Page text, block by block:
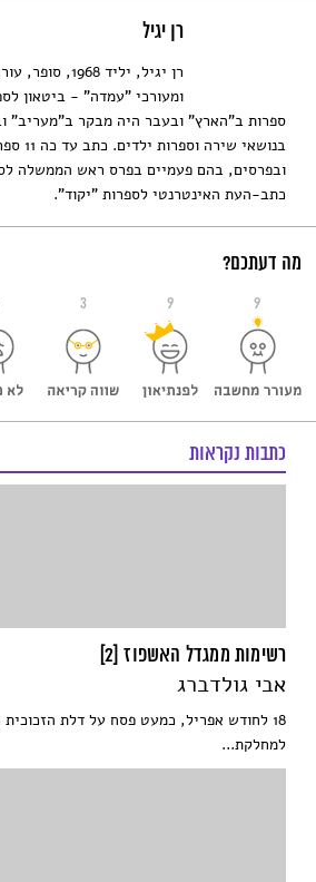
רן יגיל
רן יגיל, יליד
ומעורכי "עמדה" - ביטאון
ספרות ב"הארץ" ובעבר היה מבקר ב"מעריב"
בנושאי
ובפרסים, בהם פעמיים בפרס ראש הממשלה
כתב-העת האינטרנטי לספרות "יקוד".
מה דעתכם?
3 9 9
כתבות נקראות
רשימות ממגדל האשפוז [2]
אבי גולדברג
18 לחודש אפריל, כמעט פסח על דלת
למחלקת...